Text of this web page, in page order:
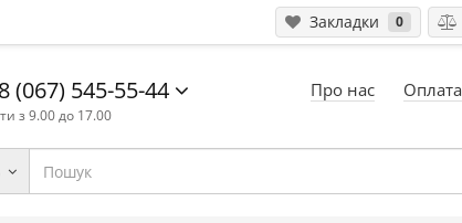
Закладки 0
(067) 545-55-44
з 9.00 до 17.00
Про нас Оплата